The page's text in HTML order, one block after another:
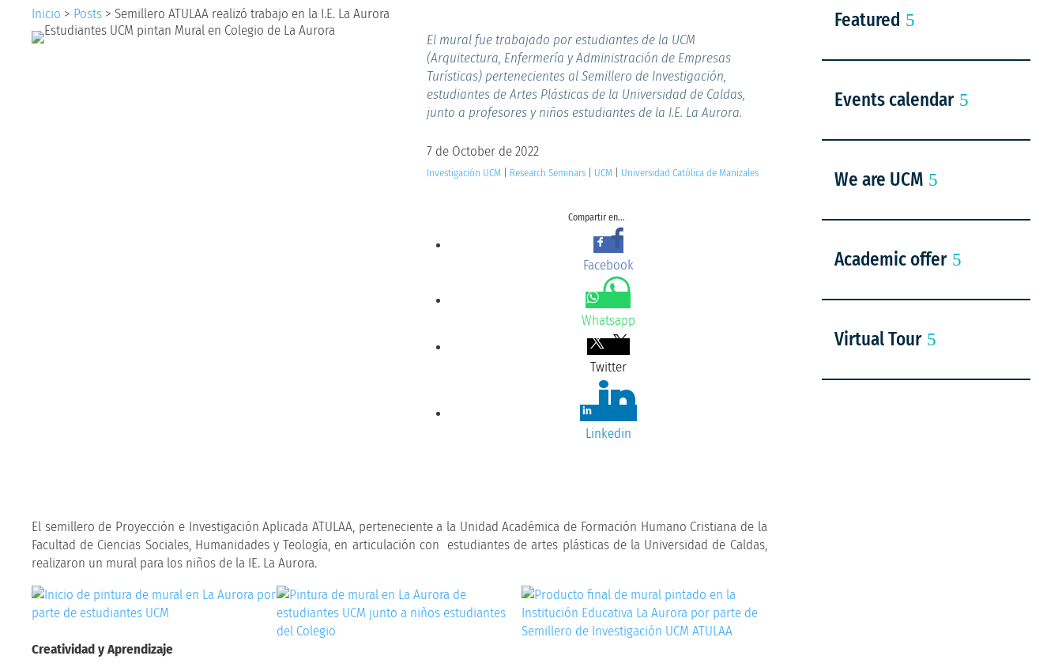
Inicio > Posts > Semillero ATULAA realizó trabajo en la I.E. La Aurora
El mural fue trabajado por estudiantes de la UCM
(Arquitectura, Enfermería y Administración de Empresas
Turísticas) pertenecientes al Semillero de Investigación,
estudiantes de Artes Plásticas de la Universidad de Caldas,
junto a profesores y niños estudiantes de la I.E. La Aurora.
7 de October de 2022
Investigación UCM Research Seminars UCM Universidad Católica de Manizales
Compartir en...
Facebook
Whatsapp
Twitter
Linkedin
El semillero de Proyección e Investigación Aplicada ATULAA, perteneciente a la Unidad Académica de Formación Humano Cristiana de la
Facultad de Ciencias Sociales, Humanidades y Teología, en articulación con estudiantes de artes plásticas de la Universidad de Caldas,
realizaron un mural para los niños de la IE. La Aurora.
Creatividad y Aprendizaje
Featured
Events calendar
We are UCM
Academic offer
Virtual Tour